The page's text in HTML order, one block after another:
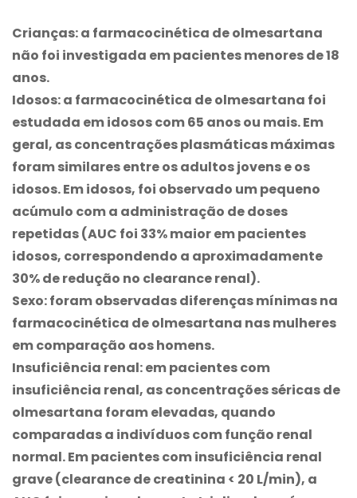
Crianças: a farmacocinética de olmesartana
não foi investigada em pacientes menores de 18
anos.
Idosos: a farmacocinética de olmesartana foi
estudada em idosos com 65 anos ou mais. Em
geral, as concentrações plasmáticas máximas
foram similares entre os adultos jovens e os
idosos. Em idosos, foi observado um pequeno
acúmulo com a administração de doses
repetidas (AUC foi 33% maior em pacientes
idosos, correspondendo a aproximadamente
30% de redução no clearance renal).
Sexo: foram observadas diferenças mínimas na
farmacocinética de olmesartana nas mulheres
em comparação aos homens.
Insuficiência renal: em pacientes com
insuficiência renal, as concentrações séricas de
olmesartana foram elevadas, quando
comparadas a indivíduos com função renal
normal. Em pacientes com insuficiência renal
grave (clearance de creatinina < 20 L/min), a